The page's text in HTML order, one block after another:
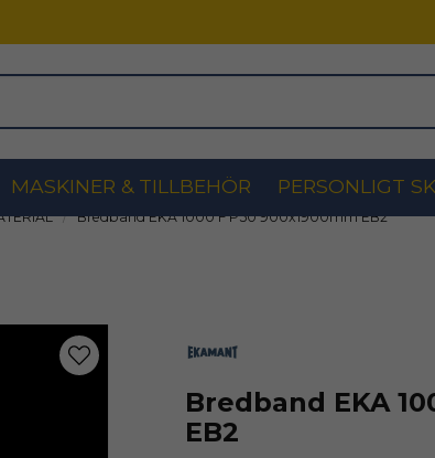
MASKINER & TILLBEHÖR PERSONLIGT
Bredband EKA 1000 F P50 900x1900mm EB2
Bredband EKA
EB2